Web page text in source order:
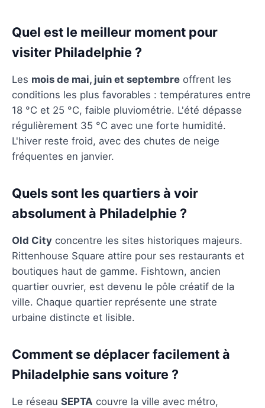
Quel est le meilleur moment pour
visiter Philadelphie ?
Les mois de mai, juin et septembre offrent les
conditions les plus favorables : températures entre
18 °C et 25 °C, faible pluviométrie. L'été dépasse
régulièrement 35 °C avec une forte humidité.
L'hiver reste froid, avec des chutes de neige
fréquentes en janvier.
Quels sont les quartiers à voir
absolument à Philadelphie ?
Old City concentre les sites historiques majeurs.
Rittenhouse Square attire pour ses restaurants et
boutiques haut de gamme. Fishtown, ancien
quartier ouvrier, est devenu le pôle créatif de la
ville. Chaque quartier représente une strate
urbaine distincte et lisible.
Comment se déplacer facilement à
Philadelphie sans voiture ?
Le réseau SEPTA couvre la ville avec métro,